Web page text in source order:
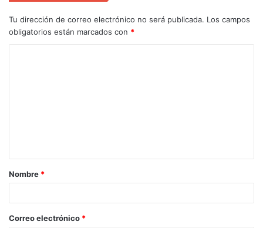
Tu dirección de correo electrónico no será publicada. Los campos
obligatorios están marcados con *
Nombre *
Correo electrónico *